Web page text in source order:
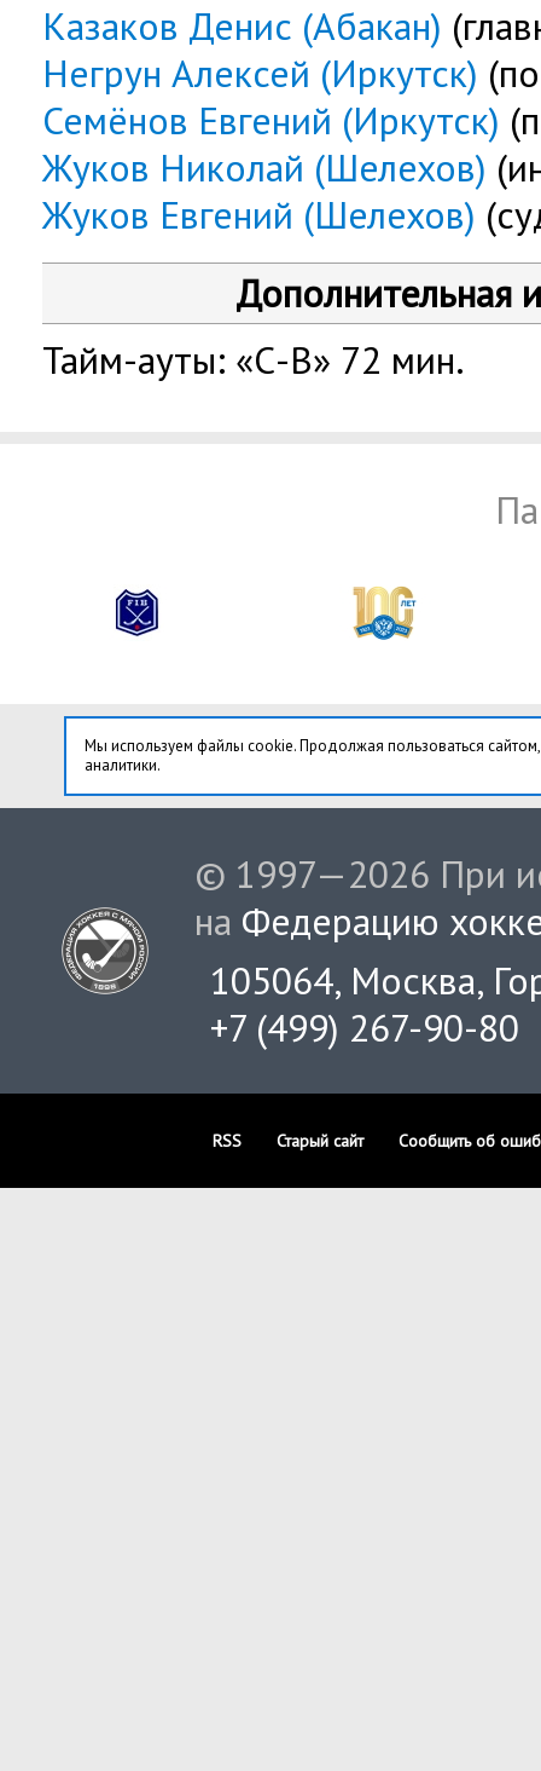
Казаков Денис (Абакан)
Негрун Алексей (Иркутск)
Семёнов Евгений (Иркутск)
Жуков Николай (Шелехов)
Жуков Евгений (Шелехов)
Дополнительная
Тайм-ауты: «С-В» 72 мин.
Мы используем файлы cookie. Продолжая пользоваться
аналитики.
© 1997—2026 При
на Федерацию
105064, Москва,
+7 (499) 267-90-80
RSS Старый сайт Сообщить об